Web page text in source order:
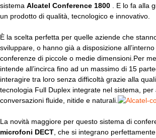
sistema Alcatel Conference 1800 . E lo fa alla
un prodotto di qualità, tecnologico e innovativo.
È la scelta perfetta per quelle aziende che
sviluppare, o hanno già a disposizione all’interno
conferenze di piccole o medie dimensioni.Per
intende all’incirca fino ad un massimo di 15
interagire tra loro senza difficoltà grazie alla
tecnologia Full Duplex integrate nel sistema, per
conversazioni fluide, nitide e naturali.
La novità maggiore per questo sistema di
microfoni DECT , che si integrano